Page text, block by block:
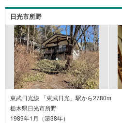
日光市所野
東武日光線 「東武日光」駅から2780m
栃木県日光市所野
1989年1月（築38年）